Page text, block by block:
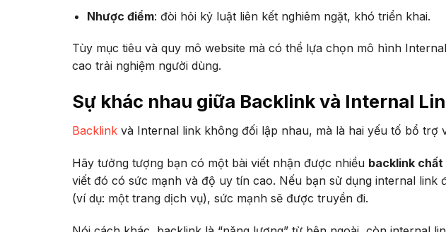
Nhược điểm: đòi hỏi kỷ luật liên kết nghiêm ngặt, khó triển khai.
Tùy mục tiêu và quy mô website mà có thể lựa chọn mô hình
cao trải nghiệm người dùng.
Sự khác nhau giữa Backlink và Internal
Backlink và Internal link không đối lập nhau, mà là hai yếu tố bổ trợ
Hãy tưởng tượng bạn có một bài viết nhận được nhiều backlink chất
viết đó có sức mạnh và độ uy tín cao. Nếu bạn sử dụng internal link
(ví dụ: một trang dịch vụ), sức mạnh sẽ được truyền đi.